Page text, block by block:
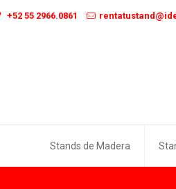
+52 55 2966.0861
Stands de Madera